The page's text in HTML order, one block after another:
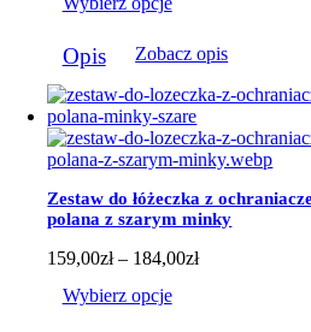
do
produkt
ma
wiele
wariantów.
Opcje
można
wybrać
na
stronie
produktu
Opis Zobacz opis
Zestaw do łóżeczka z
polana z szarym minky
159,00zł – 184,00złZakres
Wybierz opcje